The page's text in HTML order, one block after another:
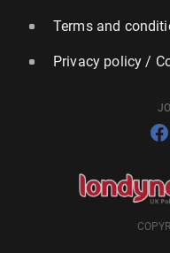
Terms and
Privacy policy /